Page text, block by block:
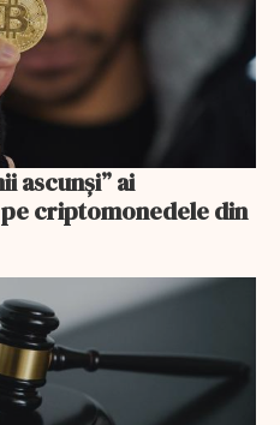
ascunși” ai
criptomonedele din